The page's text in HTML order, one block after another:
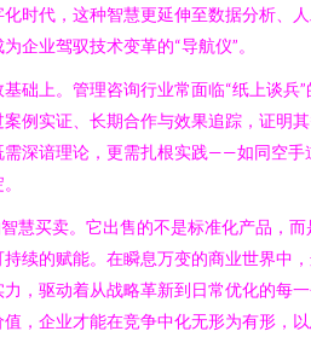
时代，这种智慧更延伸至数据分析、
企业驾驭技术变革的“导航仪”。
础上。管理咨询行业常面临“纸上谈兵”
例实证、长期合作与效果追踪，证明
需深谙理论，更需扎根实践——如同空手
慧买卖。它出售的不是标准化产品，而
续的赋能。在瞬息万变的商业世界中
，驱动着从战略革新到日常优化的每
，企业才能在竞争中化无形为有形，